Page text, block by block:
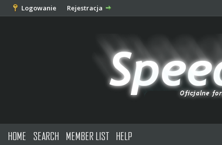
Logowanie Rejestracja
HOME SEARCH MEMBER LIST HELP